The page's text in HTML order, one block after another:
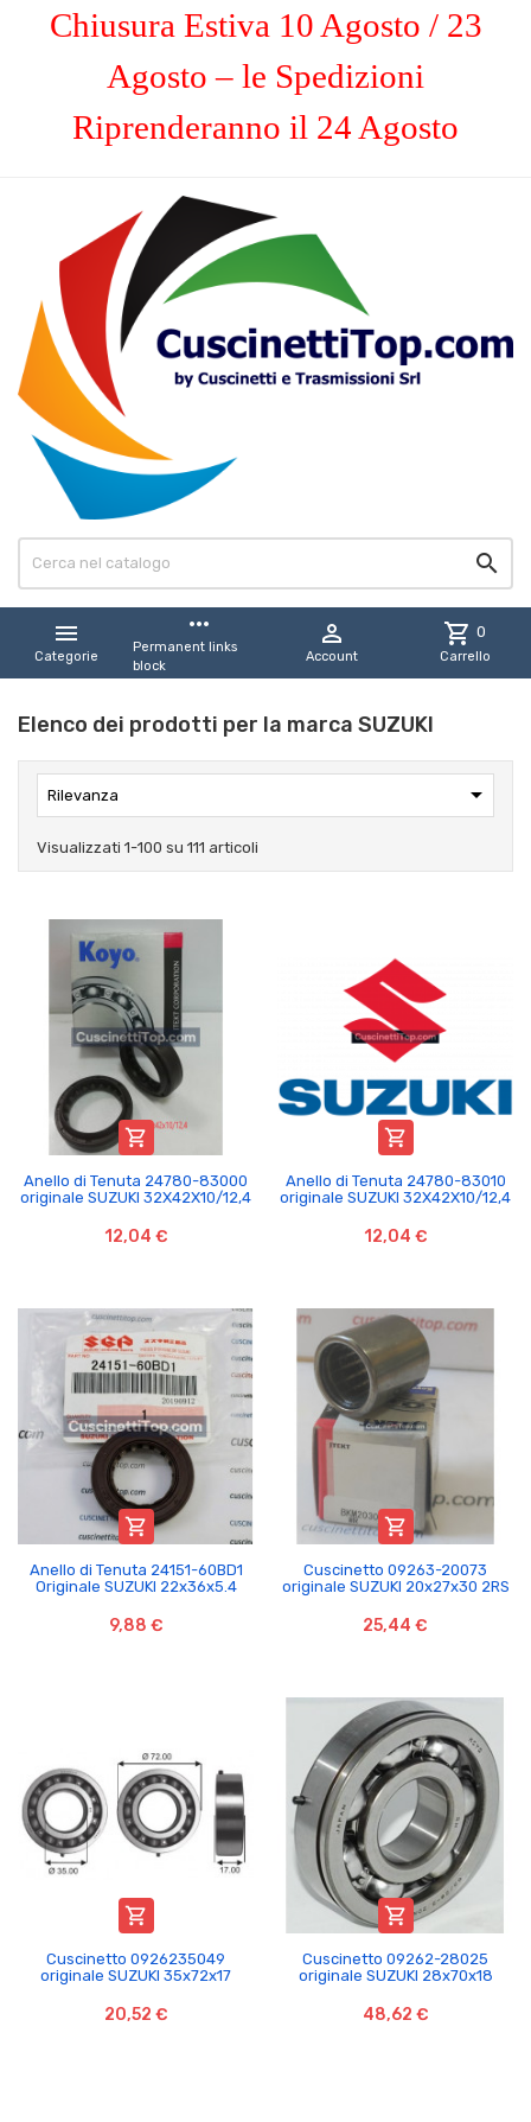
Chiusura Estiva 10 Agosto / 23
Agosto – le Spedizioni
Riprenderanno il 24 Agosto


Categorie
more_horiz
Permanent links
block

Account
shopping_cart 0
Carrello
Elenco dei prodotti per la marca SUZUKI
Rilevanza 
Visualizzati 1-100 su 111 articoli

Anello di Tenuta 24780-83000
originale SUZUKI 32X42X10/12,4
12,04 €

Anello di Tenuta 24780-83010
originale SUZUKI 32X42X10/12,4
12,04 €

Anello di Tenuta 24151-60BD1
Originale SUZUKI 22x36x5.4
9,88 €

Cuscinetto 09263-20073
originale SUZUKI 20x27x30 2RS
25,44 €

Cuscinetto 09262­35049
originale SUZUKI 35x72x17
20,52 €

Cuscinetto 09262-28025
originale SUZUKI 28x70x18
48,62 €